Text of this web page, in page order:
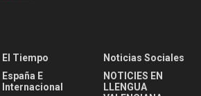
El Tiempo
España E
Internacional
Noticias Sociales
NOTICIES EN
LLENGUA